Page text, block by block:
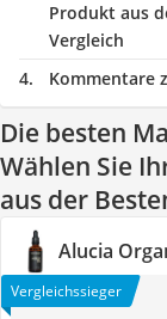
Produkt aus
Vergleich
Kommentare
Die besten
Wählen Sie
aus der
Alucia
Vergleichssieger